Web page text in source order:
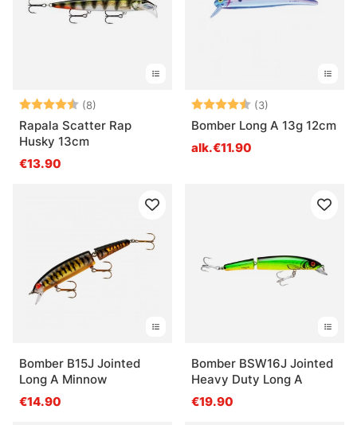
Arvio: (8)
4.4 5:sta tähdestä
Rapala Scatter Rap
Husky 13cm
€13.90
Arvio: (3)
Bomber Long A 13g 12cm
alk.€11.90
Bomber B15J Jointed
Long A Minnow
€14.90
Bomber BSW16J Jointed
Heavy Duty Long A
€19.90